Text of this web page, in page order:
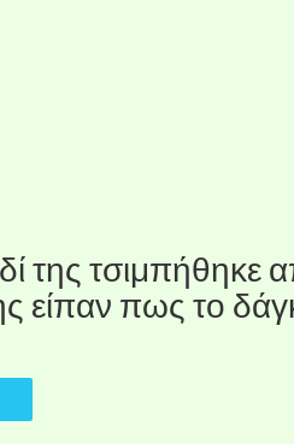
της τσιμπήθηκε
είπαν πως το